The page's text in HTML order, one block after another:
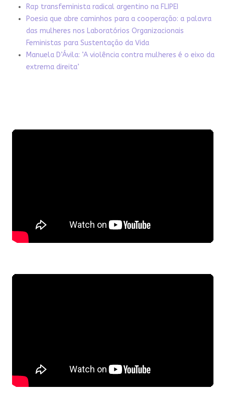
Rap transfeminista radical argentino na FLIPEI
Poesia que abre caminhos para a cooperação: a palavra
das mulheres nos Laboratórios Organizacionais
Feministas para Sustentação da Vida
Manuela D’Ávila: ‘A violência contra mulheres é o eixo da
extrema direita’